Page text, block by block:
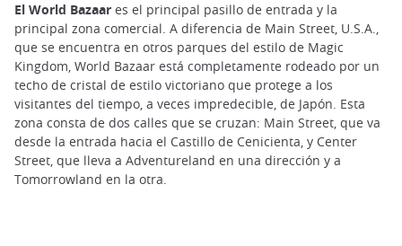
El World Bazaar es el principal pasillo de entrada y la
principal zona comercial. A diferencia de Main Street, U.S.A.,
que se encuentra en otros parques del estilo de Magic
Kingdom, World Bazaar está completamente rodeado por un
techo de cristal de estilo victoriano que protege a los
visitantes del tiempo, a veces impredecible, de Japón. Esta
zona consta de dos calles que se cruzan: Main Street, que va
desde la entrada hacia el Castillo de Cenicienta, y Center
Street, que lleva a Adventureland en una dirección y a
Tomorrowland en la otra.